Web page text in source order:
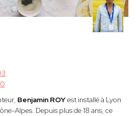
Benjamin ROYest installé à Lyon
Alpes. Depuis plus de 18 ans, ce